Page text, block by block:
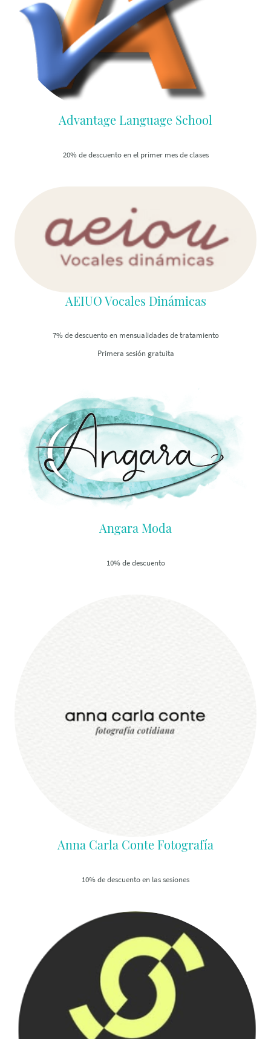
Advantage Language School
20% de descuento en el primer mes de clases
AEIUO Vocales Dinámicas
7% de descuento en mensualidades de tratamiento
Primera sesión gratuita
Angara Moda
10% de descuento
Anna Carla Conte Fotografía
10% de descuento en las sesiones